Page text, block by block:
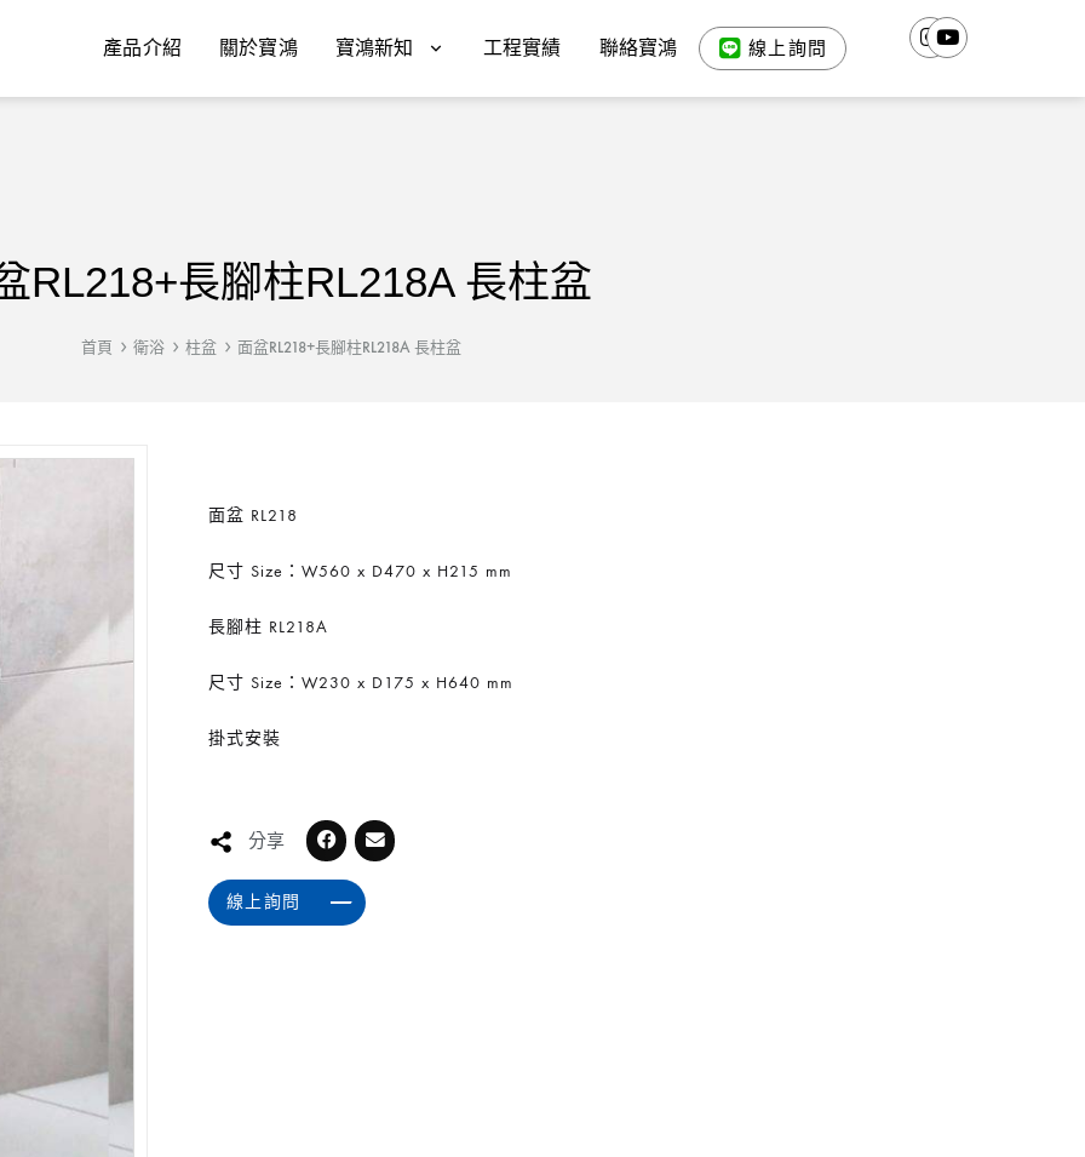
產品介紹 關於寶鴻 寶鴻新知 工程實績 聯絡寶鴻 線上詢問
RL218+長腳柱RL218A 長柱盆
首頁 衛浴 柱盆 面盆RL218+長腳柱RL218A 長柱盆
面盆 RL218
尺寸 Size：W560 x D470 x H215 mm
長腳柱 RL218A
尺寸 Size：W230 x D175 x H640 mm
掛式安裝
分享
線上詢問